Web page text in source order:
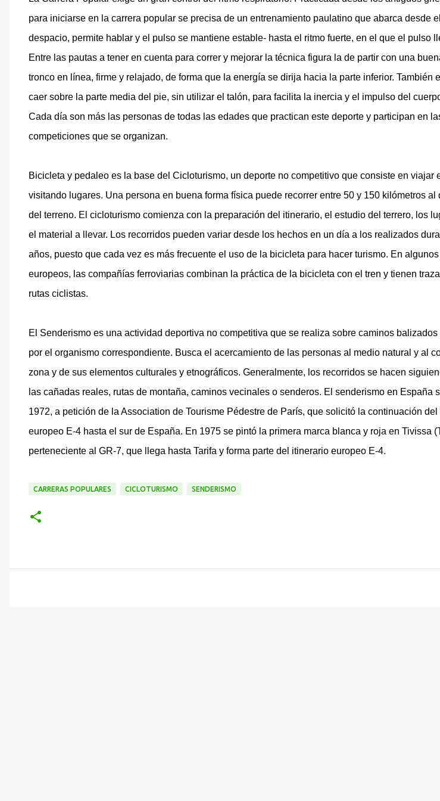
para iniciarse en la carrera popular se precisa de un entrenamiento paulatino que abarca desde
despacio, permite hablar y el pulso se mantiene estable- hasta el ritmo fuerte, en el que el pulso
Entre las pautas a tener en cuenta para correr y mejorar la técnica figura la de partir con una
tronco en línea, firme y relajado, de forma que la energía se dirija hacia la parte inferior. También
caer sobre la parte media del pie, sin utilizar el talón, para facilita la inercia y el impulso del
Cada día son más las personas de todas las edades que practican este deporte y participan en
competiciones que se organizan.
Bicicleta y pedaleo es la base del Cicloturismo, un deporte no competitivo que consiste en viajar
visitando lugares. Una persona en buena forma física puede recorrer entre 50 y 150 kilómetros
del terreno. El cicloturismo comienza con la preparación del itinerario, el estudio del terrero, los
el material a llevar. Los recorridos pueden variar desde los hechos en un día a los realizados
años, puesto que cada vez es más frecuente el uso de la bicicleta para hacer turismo. En
europeos, las compañías ferroviarias combinan la práctica de la bicicleta con el tren y tienen
rutas ciclistas.
El Senderismo es una actividad deportiva no competitiva que se realiza sobre caminos
por el organismo correspondiente. Busca el acercamiento de las personas al medio natural y al
zona y de sus elementos culturales y etnográficos. Generalmente, los recorridos se hacen
las cañadas reales, rutas de montaña, caminos vecinales o senderos. El senderismo en España
1972, a petición de la Association de Tourisme Pédestre de París, que solicitó la continuación
europeo E-4 hasta el sur de España. En 1975 se pintó la primera marca blanca y roja en Tivissa
perteneciente al GR-7, que llega hasta Tarifa y forma parte del itinerario europeo E-4.
CARRERAS POPULARES CICLOTURISMO SENDERISMO